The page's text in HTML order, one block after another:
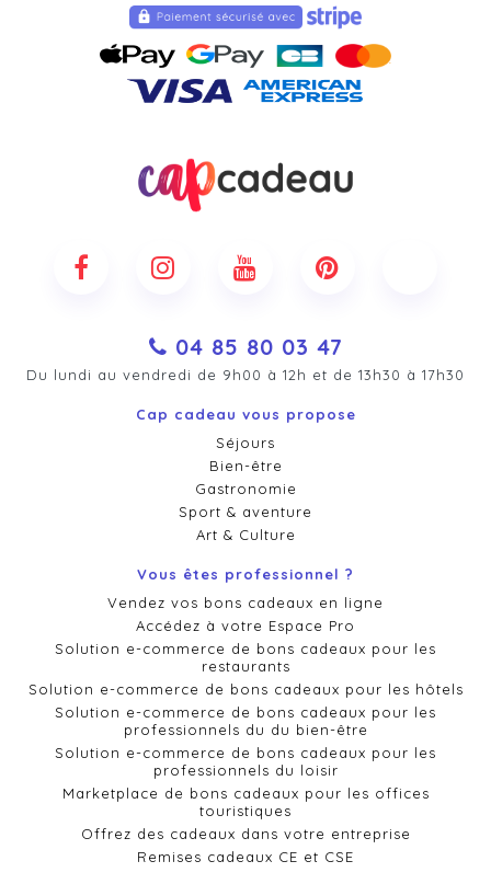
04 85 80 03 47
Du lundi au vendredi de 9h00 à 12h et de 13h30 à 17h30
Cap cadeau vous propose
Séjours
Bien-être
Gastronomie
Sport & aventure
Art & Culture
Vous êtes professionnel ?
Vendez vos bons cadeaux en ligne
Accédez à votre Espace Pro
Solution e-commerce de bons cadeaux pour les
restaurants
Solution e-commerce de bons cadeaux pour les hôtels
Solution e-commerce de bons cadeaux pour les
professionnels du du bien-être
Solution e-commerce de bons cadeaux pour les
professionnels du loisir
Marketplace de bons cadeaux pour les offices
touristiques
Offrez des cadeaux dans votre entreprise
Remises cadeaux CE et CSE